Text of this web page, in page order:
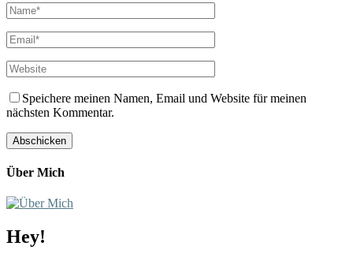
Speichere meinen Namen, Email und Website für meinen
nächsten Kommentar.
Über Mich
Hey!